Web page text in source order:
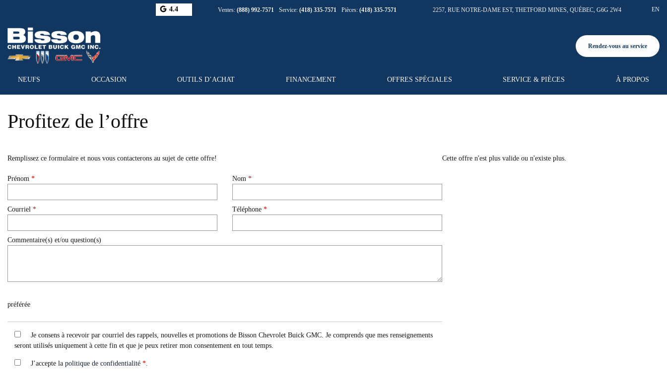
4.4 Ventes: (888) 992-7571 Service: (418) 335-7571 Pièces: (418) 335-7571 2257, RUE NOTRE-DAME EST, THETFORD MINES QUÉBEC G6G 2W4 EN
Rendez-vous au service
NEUFS OCCASION OUTILS D’ACHAT FINANCEMENT OFFRES SPÉCIALES SERVICE & PIÈCES À PROPOS
Profitez de l’offre
Remplissez ce formulaire et nous vous contacterons au sujet de cette offre!
Prénom * Nom *
Courriel * Téléphone *
Commentaire(s) et/ou question(s)
préférée
Je consens à recevoir par courriel des rappels, nouvelles et promotions de Bisson Chevrolet Buick GMC. Je comprends que mes renseignements
seront utilisés uniquement à cette fin et que je peux retirer mon consentement en tout temps.
J’accepte la politique de confidentialité *.
Cette offre n'est plus valide ou n'existe plus.